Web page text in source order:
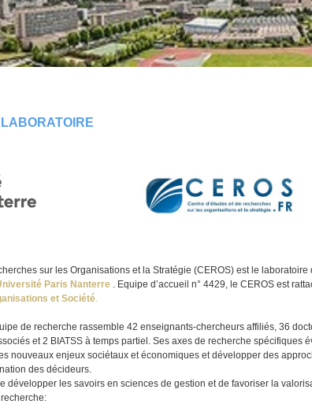
sur les Organisations et la Stratégie (CEROS) est le laboratoire
Paris Nanterre
. Equipe d’accueil n° 4429, le CEROS est
et Société
de recherche rassemble 42 enseignants-chercheurs affiliés, 36
et 2 BIATSS à temps partiel. Ses axes de recherche spécifiques
nouveaux enjeux sociétaux et économiques et développer des
des décideurs.
développer les savoirs en sciences de gestion et de favoriser la